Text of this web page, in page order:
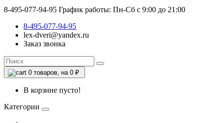
8-495-077-94-95 График работы: Пн-Сб с 9:00 до 21:00
8-495-077-94-95
lex-dveri@yandex.ru
Заказ звонка
0 товаров, на 0 ₽
В корзине пусто!
Категории